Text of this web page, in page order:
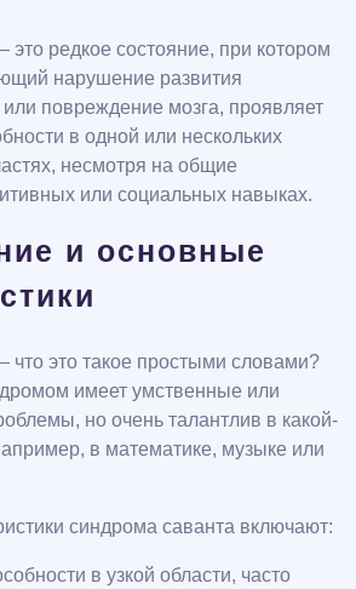
редкое состояние, при котором
нарушение развития
повреждение мозга, проявляет
в одной или нескольких
несмотря на общие
или социальных навыках.
и основные
это такое простыми словами?
имеет умственные или
но очень талантлив в какой-
в математике, музыке или
синдрома саванта включают:
в узкой области, часто